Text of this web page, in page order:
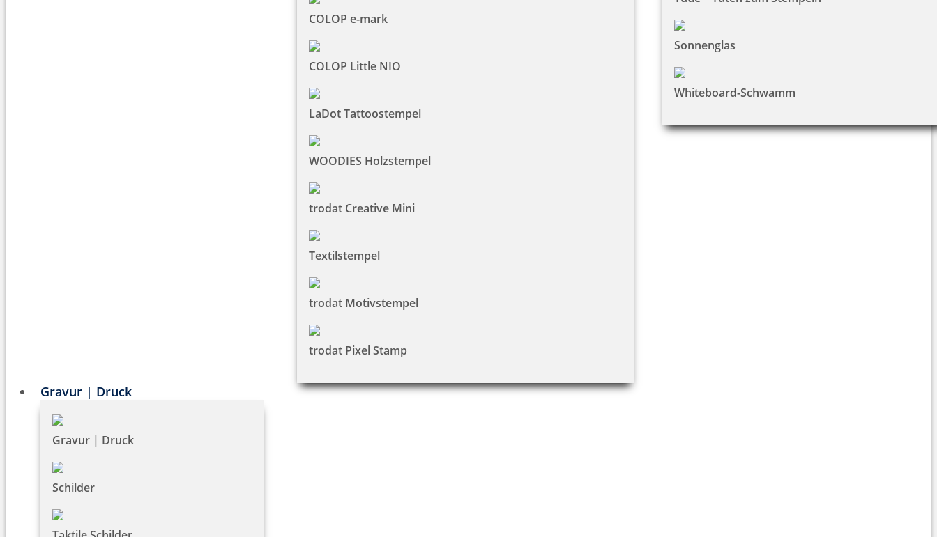
COLOP e-mark
COLOP Little NIO
LaDot Tattoostempel
WOODIES Holzstempel
trodat Creative Mini
Textilstempel
trodat Motivstempel
trodat Pixel Stamp
Sonnenglas
Whiteboard-Schwamm
Gravur | Druck
Gravur | Druck
Schilder